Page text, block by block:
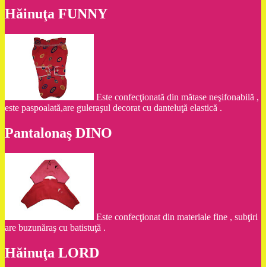
Hăinuţa FUNNY
Este confecţionată din mătase neşifonabilă ,
este paspoalată,are guleraşul decorat cu danteluţă elastică .
Pantalonaş DINO
Este confecţionat din materiale fine , subţiri
are buzunăraş cu batistuţă .
Hăinuţa LORD